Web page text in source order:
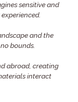
sensitive and
and the
bounds.
abroad, creating
interact